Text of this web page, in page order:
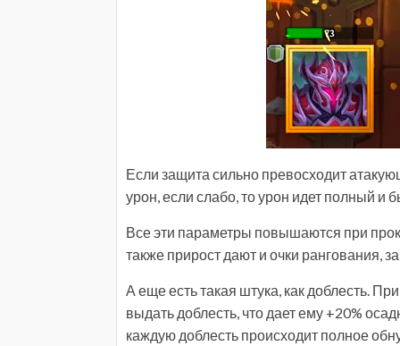
Если защита сильно превосходит
урон, если слабо, то урон идет полный и
Все эти параметры повышаются при
также прирост дают и очки рангования,
А еще есть такая штука, как доблесть.
выдать доблесть, что дает ему +20%
каждую доблесть происходит полное